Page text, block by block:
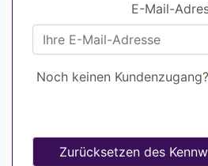
E-Mail-
Noch keinen Kundenzugang?
Zurücksetzen des